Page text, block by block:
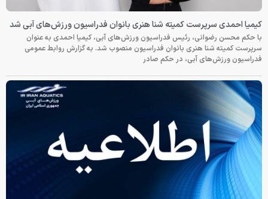
کیمیا احمدی سرپرست کمیته شنا هنری بانوان فدراسیون ورزش‌های آبی شد
با حکم محسن رضوانی، رئیس فدراسیون ورزش‌های آبی، کیمیا احمدی به عنوان
سرپرست کمیته شنا هنری بانوان فدراسیون منصوب شد. به گزارش روابط عمومی
فدراسیون ورزش‌های آبی، در حکم صادر